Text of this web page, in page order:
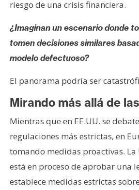
m
s
R
c
u
r
o
s
riesgo de una crisis financiera.
¿Imaginan un escenario donde
tomen decisiones similares
modelo defectuoso?
El panorama podría ser
Mirando más allá de
Mientras que en EE.UU. se
regulaciones más estrictas, en
tomando medidas proactivas. La
está en proceso de aprobar una
establece medidas estrictas